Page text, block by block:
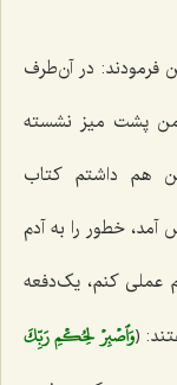
فرمودند: در آن‌طرف
پشت میز نشسته
هم داشتم کتاب
خطور را به آدم
عملی کنم، یک‌دفعه
﴿وَٱصۡبِرۡ لِحُكۡمِ رَبِّكَ